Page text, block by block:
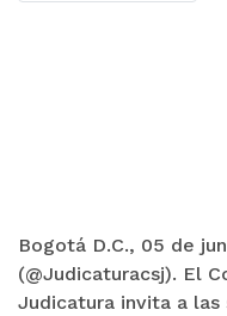
Bogotá D.C., 05 de
(@Judicaturacsj). El
Judicatura invita a